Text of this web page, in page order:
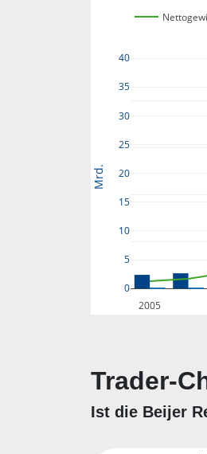
2005
0
5
10
15
20
25
30
35
40
Mrd.
Trader-
Ist die Beijer